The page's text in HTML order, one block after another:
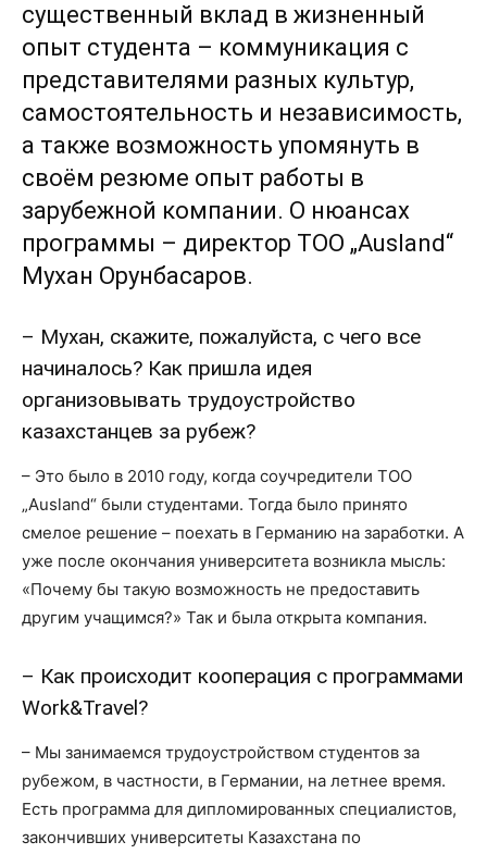
существенный вклад в жизненный
опыт студента – коммуникация с
представителями разных культур,
самостоятельность и независимость,
а также возможность упомянуть в
своём резюме опыт работы в
зарубежной компании. О нюансах
программы – директор ТОО „Ausland“
Мухан Орунбасаров.
– Мухан, скажите, пожалуйста, с чего все
начиналось? Как пришла идея
организовывать трудоустройство
казахстанцев за рубеж?
– Это было в 2010 году, когда соучредители ТОО
„Ausland“ были студентами. Тогда было принято
смелое решение – поехать в Германию на заработки. А
уже после окончания университета возникла мысль:
«Почему бы такую возможность не предоставить
другим учащимся?» Так и была открыта компания.
– Как происходит кооперация с программами
Work&Travel?
– Мы занимаемся трудоустройством студентов за
рубежом, в частности, в Германии, на летнее время.
Есть программа для дипломированных специалистов,
закончивших университеты Казахстана по